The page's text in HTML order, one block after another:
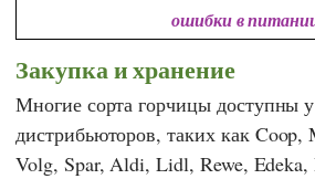
ошибки в
Закупка и хранение
Многие сорта горчицы доступны
дистрибьюторов, таких как Coop,
Volg, Spar,Aldi,Lidl, Rewe, Edeka,